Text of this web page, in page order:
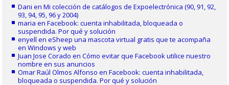
Dani enMi colección de catálogos de Expoelectrónica (90, 91, 92,
93, 94, 95, 96 y 2004)
maria enFacebook: cuenta inhabilitada, bloqueada o
suspendida. Por qué y solución
enyell eneSheep una mascota virtual gratis que te acompaña
en Windows y web
Juan Jose Corado enCómo evitar que Facebook utilice nuestro
nombre en sus anuncios
Omar Raúl Olmos Alfonso enFacebook: cuenta inhabilitada,
bloqueada o suspendida. Por qué y solución